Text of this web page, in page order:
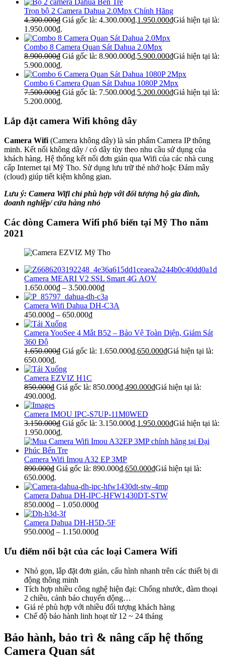
Trọn bộ 2 Camera Dahua 2.0Mpx Chính Hãng
4.300.000₫ Giá gốc là: 4.300.000₫.1.950.000₫Giá hiện tại là:
1.950.000₫.
Combo 8 Camera Quan Sát Dahua 2.0Mpx
8.900.000₫ Giá gốc là: 8.900.000₫.5.900.000₫Giá hiện tại là:
5.900.000₫.
Combo 6 Camera Quan Sát Dahua 1080P 2Mpx
7.500.000₫ Giá gốc là: 7.500.000₫.5.200.000₫Giá hiện tại là:
5.200.000₫.
Lắp đặt camera Wifi không dây
Camera Wifi (Camera không dây) là sản phẩm Camera IP thông
minh. Kết nối không dây / có dây tùy theo nhu cầu sử dụng của
khách hàng. Hệ thống kết nối đơn giản qua Wifi của các nhà cung
cấp Internet tại Mỹ Tho. Sử dụng lưu trữ thẻ nhớ hoặc Đám mây
(cloud) giúp tiết kiệm không gian.
Lưu ý: Camera Wifi chỉ phù hợp với đối tượng hộ gia đình,
doanh nghiệp/ cửa hàng nhỏ
Các dòng Camera Wifi phổ biến tại Mỹ Tho năm
2021
Camera MEARI V2 SSL Smart 4G AOV
1.650.000₫ – 3.500.000₫
Camera Wifi Dahua DH-C3A
450.000₫ – 650.000₫
Camera YooSee 4 Mắt B52 – Bảo Vệ Toàn Diện, Giám Sát
360 Độ
1.650.000₫ Giá gốc là: 1.650.000₫.650.000₫Giá hiện tại là:
650.000₫.
Camera EZVIZ H1C
850.000₫ Giá gốc là: 850.000₫.490.000₫Giá hiện tại là:
490.000₫.
Camera IMOU IPC-S7UP-11M0WED
3.150.000₫ Giá gốc là: 3.150.000₫.1.950.000₫Giá hiện tại là:
1.950.000₫.
Camera Wifi Imou A32 EP 3MP
890.000₫ Giá gốc là: 890.000₫.650.000₫Giá hiện tại là:
650.000₫.
Camera Dahua DH-IPC-HFW1430DT-STW
850.000₫ – 1.050.000₫
Camera Dahua DH-H5D-5F
950.000₫ – 1.150.000₫
Ưu điểm nổi bật của các loại Camera Wifi
Nhỏ gọn, lắp đặt đơn giản, cấu hình nhanh trên các thiết bị di
động thông minh
Tích hợp nhiều công nghệ hiện đại: Chống nhước, đàm thoại
2 chiều, cảnh báo chuyển dộng…
Giá rẻ phù hợp với nhiều đối tượng khách hàng
Chế độ bảo hành linh hoạt từ 12 ~ 24 tháng
Bảo hành, bảo trì & nâng cấp hệ thống
Camera Quan sát